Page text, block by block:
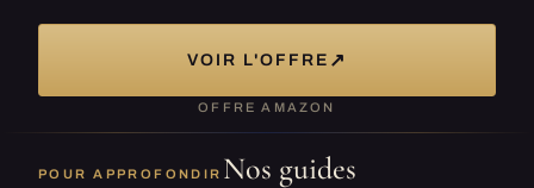
VOIR L'OFFRE ↗
OFFRE AMAZON
POUR APPROFONDIR Nos guides